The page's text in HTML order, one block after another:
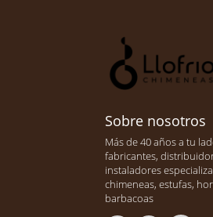
Sobre nosotros
Más de 40 años a tu
fabricantes,
instaladores
chimeneas, estufas,
barbacoas